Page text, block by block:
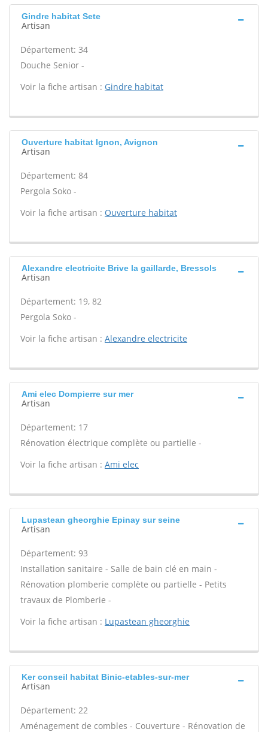
Gindre habitat Sete
Artisan
Département: 34
Douche Senior -
Voir la fiche artisan : Gindre habitat
Ouverture habitat Ignon, Avignon
Artisan
Département: 84
Pergola Soko -
Voir la fiche artisan : Ouverture habitat
Alexandre electricite Brive la gaillarde, Bressols
Artisan
Département: 19, 82
Pergola Soko -
Voir la fiche artisan : Alexandre electricite
Ami elec Dompierre sur mer
Artisan
Département: 17
Rénovation électrique complète ou partielle -
Voir la fiche artisan : Ami elec
Lupastean gheorghie Epinay sur seine
Artisan
Département: 93
Installation sanitaire - Salle de bain clé en main -
Rénovation plomberie complète ou partielle - Petits
travaux de Plomberie -
Voir la fiche artisan : Lupastean gheorghie
Ker conseil habitat Binic-etables-sur-mer
Artisan
Département: 22
Aménagement de combles - Couverture - Rénovation de